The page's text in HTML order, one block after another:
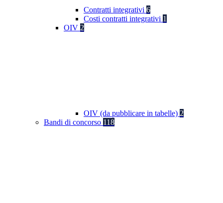
Contratti integrativi 6
Costi contratti integrativi 1
OIV 2
OIV (da pubblicare in tabelle) 2
Bandi di concorso 118